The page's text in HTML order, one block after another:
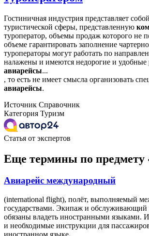
Гостиничная индустрия представляет
туристической сферы, представленную
туроператор, объемы продаж которого не
объеме гарантировать заполнение
туроператоры могут работать по
налажены и имеются недорогие и удобные
авиарейсы...
, то есть не имеет смысла организовать
авиарейсы.
Источник Справочник
Категория Туризм
Статья от экспертов
Еще термины по предмету
Авиарейс международный
(international flight), полёт, выполняемый
государствами. Экипаж и обслуживающий
обязаны владеть иностранными языками.
и необходимые инструкции для
иностранном языке.